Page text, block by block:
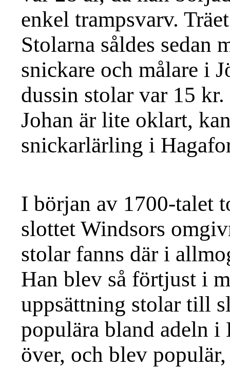
enkel trampsvarv.
Stolarna såldes sedan
snickare och målare i
dussin stolar var 15
Johan är lite oklart,
snickarlärling i
I början av 1700-talet
slottet Windsors
stolar fanns där i
Han blev så förtjust i
uppsättning stolar till
populära bland adeln i
över, och blev